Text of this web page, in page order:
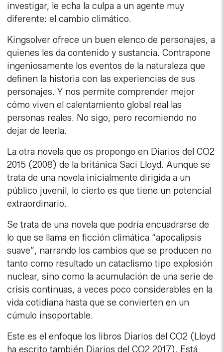
investigar, le echa la culpa a un agente muy
diferente: el cambio climático.
Kingsolver ofrece un buen elenco de personajes, a
quienes les da contenido y sustancia. Contrapone
ingeniosamente los eventos de la naturaleza que
definen la historia con las experiencias de sus
personajes. Y nos permite comprender mejor
cómo viven el calentamiento global real las
personas reales. No sigo, pero recomiendo no
dejar de leerla.
La otra novela que os propongo en Diarios del CO2
2015 (2008) de la británica Saci Lloyd. Aunque se
trata de una novela inicialmente dirigida a un
público juvenil, lo cierto es que tiene un potencial
extraordinario.
Se trata de una novela que podría encuadrarse de
lo que se llama en ficción climática “apocalipsis
suave”, narrando los cambios que se producen no
tanto como resultado un cataclismo tipo explosión
nuclear, sino como la acumulación de una serie de
crisis continuas, a veces poco considerables en la
vida cotidiana hasta que se convierten en un
cúmulo insoportable.
Este es el enfoque los libros Diarios del CO2 (Lloyd
ha escrito también Diarios del CO2 2017). Está